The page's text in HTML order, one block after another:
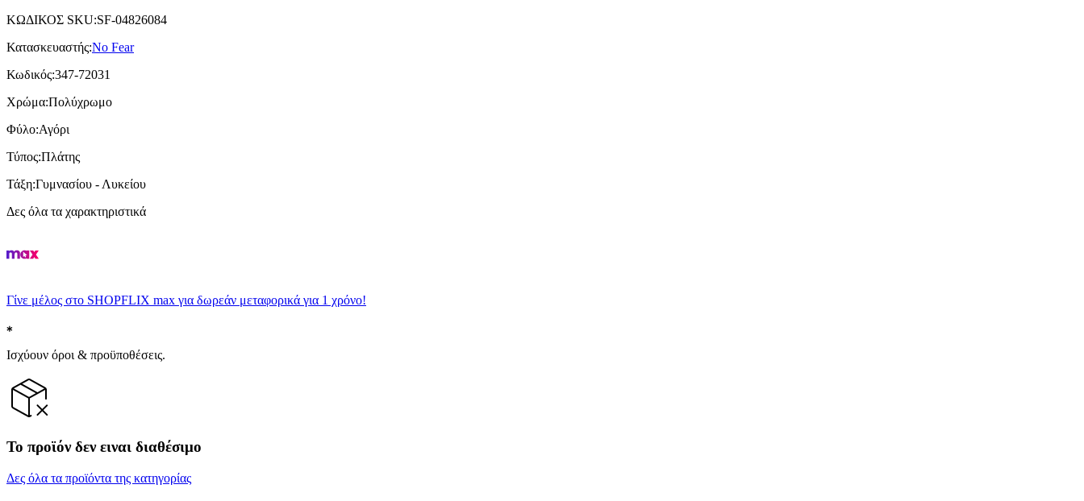
ΚΩΔΙΚΟΣ SKU:SF-04826084
Κατασκευαστής:No Fear
Κωδικός:347-72031
Χρώμα:Πολύχρωμο
Φύλο:Αγόρι
Τύπος:Πλάτης
Τάξη:Γυμνασίου - Λυκείου
Δες όλα τα χαρακτηριστικά
Γίνε μέλος στο SHOPFLIX max για δωρεάν μεταφορικά για 1 χρόνο!
Ισχύουν όροι & προϋποθέσεις.
Το προϊόν δεν ειναι διαθέσιμο
Δες όλα τα προϊόντα της κατηγορίας